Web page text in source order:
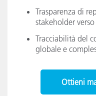
Trasparenza di
stakeholder
Tracciabilità del
globale e
Ottieni